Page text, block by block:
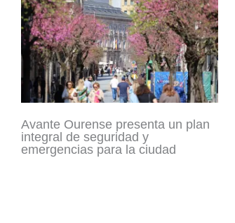
Avante Ourense presenta un plan
integral de seguridad y
emergencias para la ciudad